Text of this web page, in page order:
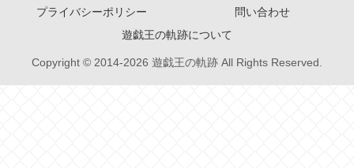
プライバシーポリシー
問い合わせ
遊戯王の軌跡について
Copyright © 2014-2026 遊戯王の軌跡 All Rights Reserved.